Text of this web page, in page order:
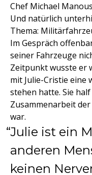
Chef Michael
Und natürlich
Thema:
Im Gespräch
seiner Fahrzeuge
Zeitpunkt wusste er
mit Julie-Cristie eine
stehen hatte. Sie
Zusammenarbeit
war.
Julie ist ein
anderen
keinen